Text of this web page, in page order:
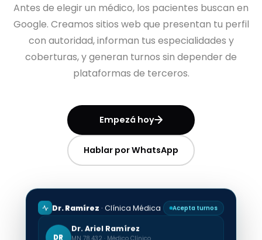
Antes de elegir un médico, los pacientes buscan en
Google. Creamos sitios web que presentan tu perfil
con autoridad, informan tus especialidades y
coberturas, y generan turnos sin depender de
plataformas de terceros.
Empezá hoy
Hablar por WhatsApp
Dr. Ramírez · Clínica Médica Acepta turnos
DR
Dr. Ariel Ramírez
MN 78.432 · Médico Clínico